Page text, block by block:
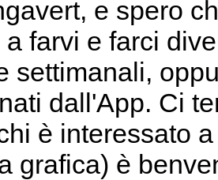
e spero
farvi e farci
settimanali,
dall'App. Ci
è interessato
grafica) è